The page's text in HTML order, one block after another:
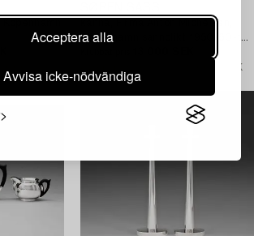
Acceptera alla
Avvisa icke-nödvändiga
kanna, Firma Anton Michelsen,
Köpenhamn sannolikt 1950-60-tal,
10 000 - 12 000 SEK